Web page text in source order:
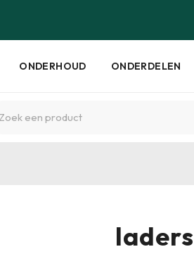
ONDERHOUD ONDERDELEN
laders